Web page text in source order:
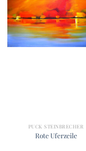
PUCK STEINBRECHER
Rote Uferzeile